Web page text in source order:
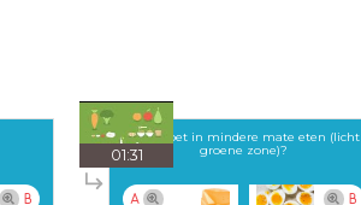
B
01:31
Wat moet in mindere mate eten (licht
groene zone)?
A B